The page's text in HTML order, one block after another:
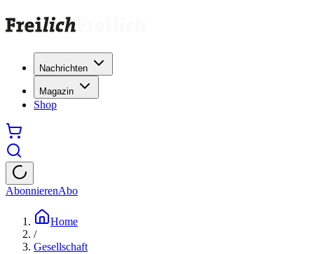
Nachrichten
Magazin
Shop
AbonnierenAbo
Home
/
Gesellschaft